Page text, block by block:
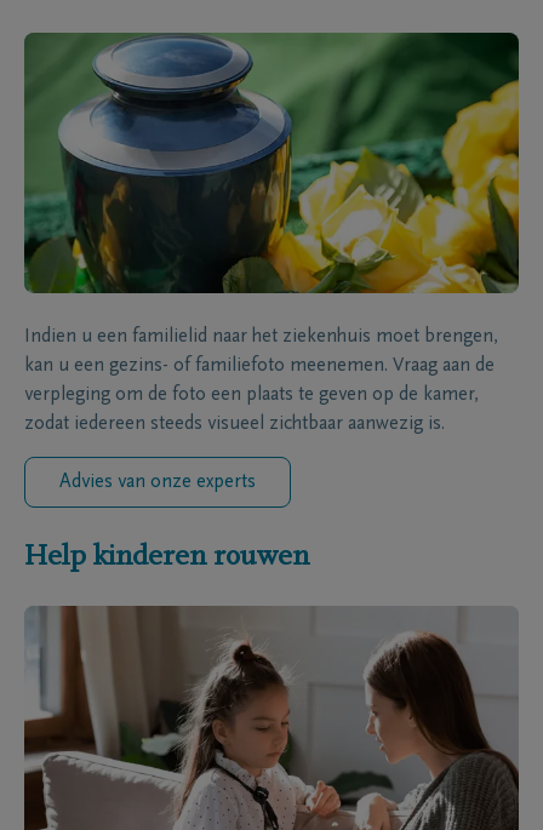
Indien u een familielid naar het ziekenhuis moet brengen,
kan u een gezins- of familiefoto meenemen. Vraag aan de
verpleging om de foto een plaats te geven op de kamer,
zodat iedereen steeds visueel zichtbaar aanwezig is.
Advies van onze experts
Help kinderen rouwen